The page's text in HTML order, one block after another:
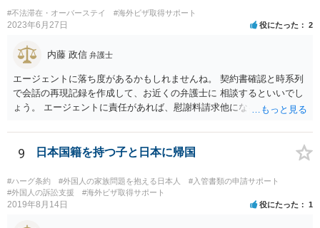
#不法滞在・オーバーステイ #海外ビザ取得サポート
2023年6月27日 役にたった 2
内藤 政信 弁護士
エージェントに落ち度があるかもしれませんね。 契約書確認と時系列
で会話の再現記録を作成して、お近くの弁護士に 相談するといいでし
ょう。 エージェントに責任があれば、慰謝料請求他になるでしょう。
9 日本国籍を持つ子と日本に帰国
#ハーグ条約 #外国人の家族問題を抱える日本人
#入管書類の申請サポート
#外国人の訴訟支援
#海外ビザ取得サポート
2019年8月14日 役にたった 1